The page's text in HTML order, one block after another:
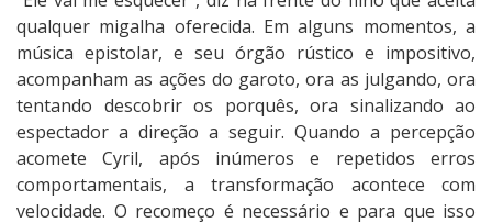
qualquer migalha oferecida. Em alguns momentos, a
música epistolar, e seu órgão rústico e impositivo,
acompanham as ações do garoto, ora as julgando, ora
tentando descobrir os porquês, ora sinalizando ao
espectador a direção a seguir. Quando a percepção
acomete Cyril, após inúmeros e repetidos erros
comportamentais, a transformação acontece com
velocidade. O recomeço é necessário e para que isso